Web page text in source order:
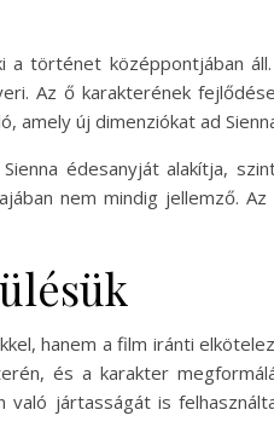
történet középpontjában
Az ő karakterének
amely új dimenziókat ad
édesanyját alakítja,
nem mindig jellemző.
hanem a film iránti
és a karakter
jártasságát is